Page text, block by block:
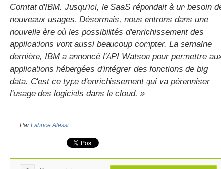
Comtat d'IBM. Jusqu'ici, le SaaS répondait à un besoin
nouveaux usages. Désormais, nous entrons dans une
nouvelle ère où les possibilités d'enrichissement des
applications vont aussi beaucoup compter. La semaine
dernière, IBM a annoncé l'API Watson pour permettre
applications hébergées d'intégrer des fonctions de big
data. C'est ce type d'enrichissement qui va pérenniser
l'usage des logiciels dans le cloud. »
ParFabrice Alessi